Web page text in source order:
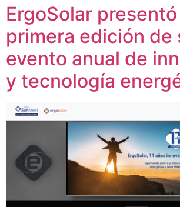
ErgoSolar presentó
primera edición de
evento anual de
y tecnología